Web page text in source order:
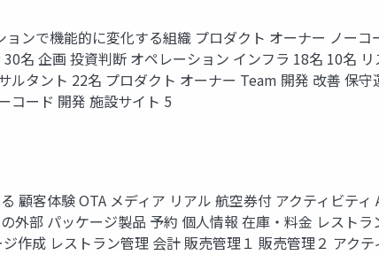
ンで機能的に変化する組織 プロダクト オーナー ノー
名 企画 投資判断 オペレーション インフラ 18名 10名
タント 22名 プロダクト オーナー Team 開発 改善 保
コード 開発 施設サイト 5
顧客体験 OTA メディア リアル 航空券付 アクティビテ
外部 パッケージ製品 予約 個人情報 在庫・料金 レスト
作成 レストラン管理 会計 販売管理１ 販売管理２ アクテ